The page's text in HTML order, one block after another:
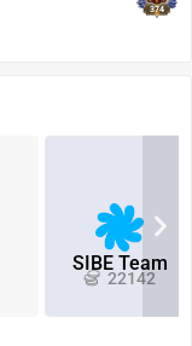
374
SIBE Team
22142